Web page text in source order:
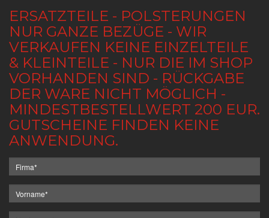
ERSATZTEILE - POLSTERUNGEN
NUR GANZE BEZÜGE - WIR
VERKAUFEN KEINE EINZELTEILE
& KLEINTEILE - NUR DIE IM SHOP
VORHANDEN SIND - RÜCKGABE
DER WARE NICHT MÖGLICH -
MINDESTBESTELLWERT 200 EUR.
GUTSCHEINE FINDEN KEINE
ANWENDUNG.